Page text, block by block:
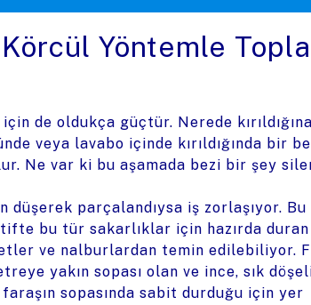
Körcül Yöntemle
de oldukça güçtür. Nerede
veya lavabo içinde kırıldığında bir
Ne var ki bu aşamada bezi bir şey
düşerek parçalandıysa iş zorlaşıyor.
bu tür sakarlıklar için hazırda duran
ve nalburlardan temin edilebiliyor.
yakın sopası olan ve ince, sık
sopasında sabit durduğu için yer